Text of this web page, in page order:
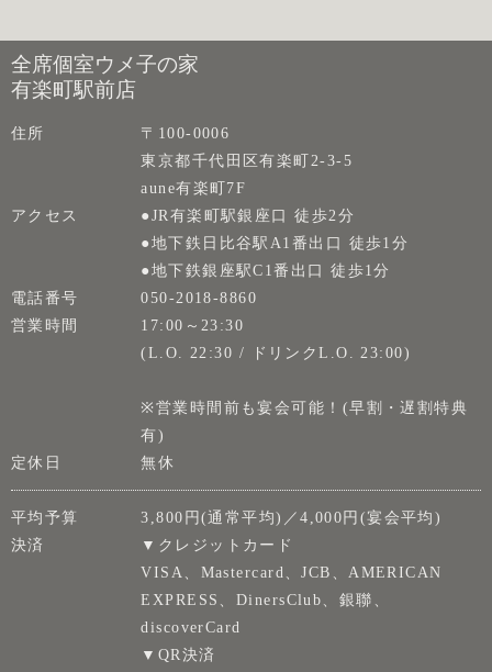
全席個室ウメ子の家
有楽町駅前店
住所
〒100-0006
東京都千代田区有楽町2-3-5
aune有楽町7F
アクセス
●JR有楽町駅銀座口 徒歩2分
●地下鉄日比谷駅A1番出口 徒歩1分
●地下鉄銀座駅C1番出口 徒歩1分
電話番号
050-2018-8860
営業時間
17:00～23:30
(L.O. 22:30 / ドリンクL.O. 23:00)
※営業時間前も宴会可能！(早割・遅割特典
有)
定休日
無休
平均予算
3,800円(通常平均)／4,000円(宴会平均)
決済
▼クレジットカード
VISA、Mastercard、JCB、AMERICAN
EXPRESS、DinersClub、銀聯、
discoverCard
▼QR決済